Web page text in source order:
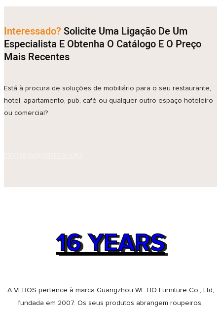
Interessado? Solicite Uma Ligação De Um
Especialista E Obtenha O Catálogo E O Preço
Mais Recentes
Está à procura de soluções de mobiliário para o seu restaurante,
hotel, apartamento, pub, café ou qualquer outro espaço hoteleiro
ou comercial?
16 YEARS
A VEBOS pertence à marca Guangzhou WE BO Furniture Co., Ltd,
fundada em 2007. Os seus produtos abrangem roupeiros,